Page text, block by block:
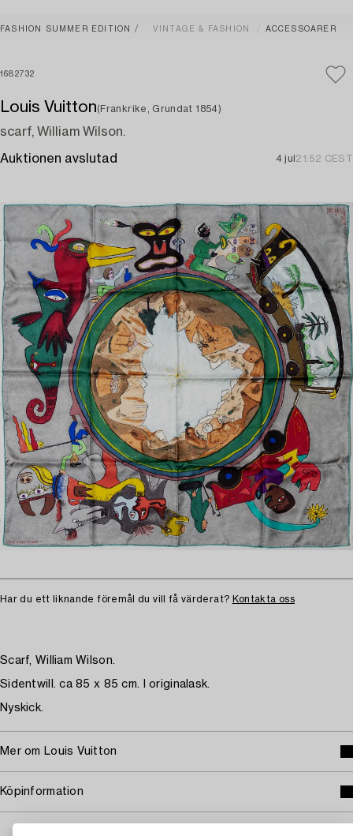
FASHION SUMMER EDITION VINTAGE & FASHION ACCESSOARER
1682732
Louis Vuitton(Frankrike, Grundat 1854)
scarf, William Wilson.
Auktionen avslutad 4 jul 21:52 CEST
Har du ett liknande föremål du vill få värderat? Kontakta oss
Scarf, William Wilson.
Sidentwill. ca 85 x 85 cm. I originalask.
Nyskick.
Mer om Louis Vuitton
Köpinformation